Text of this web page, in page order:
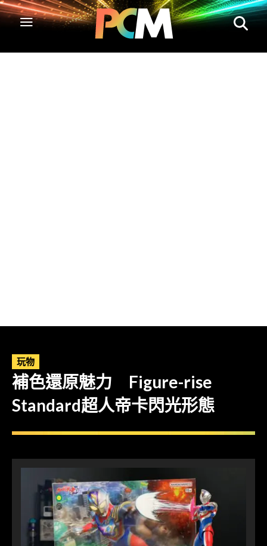
玩物
補色還原魅力 Figure-rise
Standard超人帝卡閃光形態